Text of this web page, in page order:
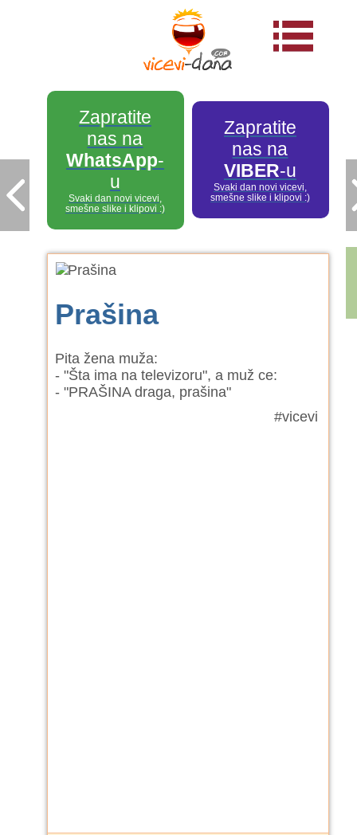
Zapratite
nas na
WhatsApp-
u
Svaki dan novi vicevi,
smešne slike i klipovi :)
Zapratite
nas na
VIBER-u
Svaki dan novi vicevi,
smešne slike i klipovi :)
Prašina
Pita žena muža:
- "Šta ima na televizoru", a muž ce:
- "PRAŠINA draga, prašina"
#vicevi